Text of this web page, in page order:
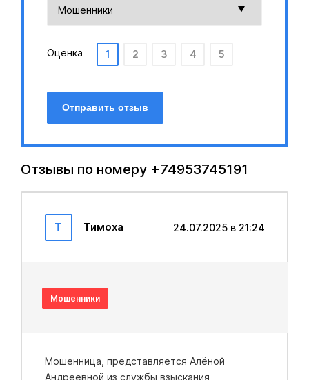
Оценка 1 2 3 4 5
Отправить отзыв
Отзывы по номеру +74953745191
Т Тимоха 24.07.2025 в 21:24
Мошенники
Мошенница, представляется Алёной
Андреевной из службы взыскания